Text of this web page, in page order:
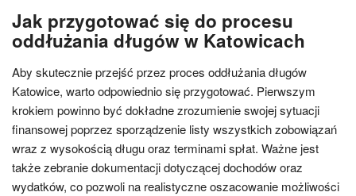
Jak przygotować się do procesu
oddłużania długów w Katowicach
Aby skutecznie przejść przez proces oddłużania długów
Katowice, warto odpowiednio się przygotować. Pierwszym
krokiem powinno być dokładne zrozumienie swojej sytuacji
finansowej poprzez sporządzenie listy wszystkich zobowiązań
wraz z wysokością długu oraz terminami spłat. Ważne jest
także zebranie dokumentacji dotyczącej dochodów oraz
wydatków, co pozwoli na realistyczne oszacowanie możliwości